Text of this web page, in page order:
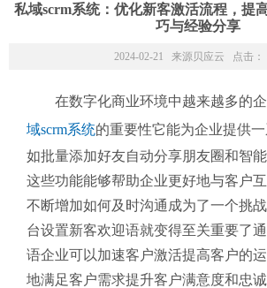
私域scrm系统：优化新客激活流程，提
巧与经验分享
2024-02-21 来源 贝应云 点击：
在数字化商业环境中越来越多的
域scrm系统的重要性它能为企业提供
如批量添加好友自动分享朋友圈和智
这些功能能够帮助企业更好地与客户
不断增加如何及时沟通成为了一个挑
台设置新客欢迎语就变得至关重要了
语企业可以加速客户激活提高客户的
地满足客户需求提升客户满意度和忠